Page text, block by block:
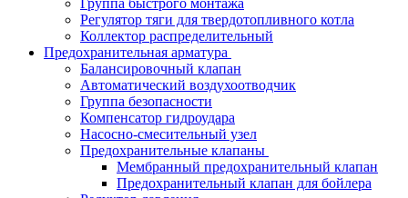
Группа быстрого монтажа
Регулятор тяги для твердотопливного котла
Коллектор распределительный
Предохранительная арматура
Балансировочный клапан
Автоматический воздухоотводчик
Группа безопасности
Компенсатор гидроудара
Насосно-смесительный узел
Предохранительные клапаны
Мембранный предохранительный клапан
Предохранительный клапан для бойлера